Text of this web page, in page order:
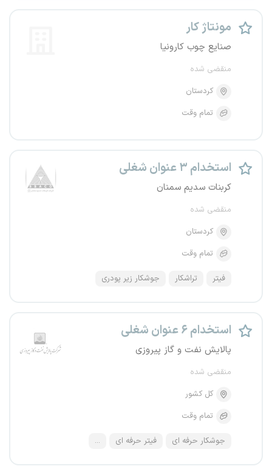
مونتاژ کار
صنایع چوب کارونیا
منقضی شده
کردستان
تمام وقت
استخدام ۳ عنوان شغلی
کربنات سدیم سمنان
منقضی شده
کردستان
تمام وقت
فیتر تراشکار جوشکار زیر پودری
استخدام ۶ عنوان شغلی
پالایش نفت و گاز پیروزی
منقضی شده
کل کشور
تمام وقت
جوشکار حرفه ای فیتر حرفه ای ...